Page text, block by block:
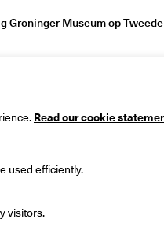
Read our cookie
used efficiently.
visitors.
Groninger Museum op
1